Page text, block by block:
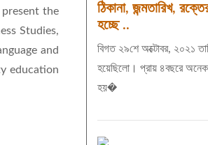
the
Studies,
and
education
ঠিকানা, জন্মতারিখ,
হচ্ছে ..
বিগত ২৯শে অক্টোবর, ২০২১
হয়েছিলো। প্রায় ৪বছরে
হয়�